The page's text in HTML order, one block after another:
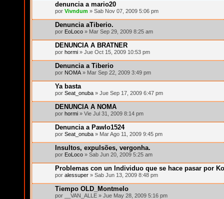
denuncia a mario20
por Vivndum » Sab Nov 07, 2009 5:06 pm
Denuncia aTiberio.
por EoLoco » Mar Sep 29, 2009 8:25 am
DENUNCIA A BRATNER
por hormi » Jue Oct 15, 2009 10:53 pm
Denuncia a Tiberio
por NOMA » Mar Sep 22, 2009 3:49 pm
Ya basta
por Seat_onuba » Jue Sep 17, 2009 6:47 pm
DENUNCIA A NOMA
por hormi » Vie Jul 31, 2009 8:14 pm
Denuncia a Pawlo1524
por Seat_onuba » Mar Ago 11, 2009 9:45 pm
Insultos, expulsões, vergonha.
por EoLoco » Sab Jun 20, 2009 5:25 am
Problemas con un Individuo que se hace pasar por
por alessuper » Sab Jun 13, 2009 8:48 pm
Tiempo OLD_Montmelo
por __VAN_ALLE » Jue May 28, 2009 5:16 pm